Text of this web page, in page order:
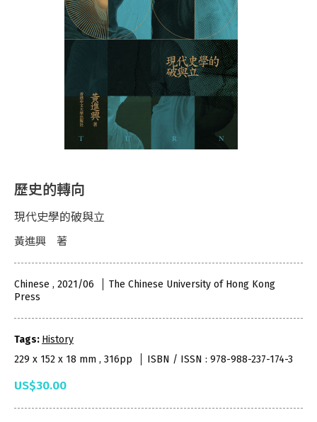
歷史的轉向
現代史學的破與立
黃進興 著
Chinese , 2021/06
The Chinese University of Hong Kong
Press
Tags: History
229 x 152 x 18 mm , 316pp
ISBN / ISSN : 978-988-237-174-3
US$30.00